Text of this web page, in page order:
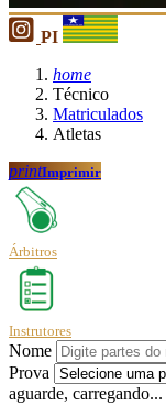
PI
home
Técnico
Matriculados
Atletas
printImprimir
Árbitros
Instrutores
Nome
Prova
aguarde, carregando...